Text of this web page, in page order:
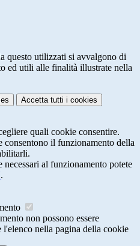
questo utilizzati si avvalgono di
ed utili alle finalità illustrate nella
Accetta tutti i cookies
quali cookie consentire.
consentono il funzionamento della
al funzionamento potete
.
non possono essere
nella pagina della cookie